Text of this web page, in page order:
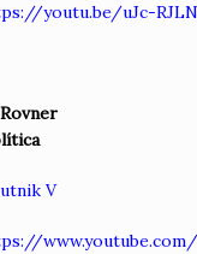
youtu.be/uJc-
V